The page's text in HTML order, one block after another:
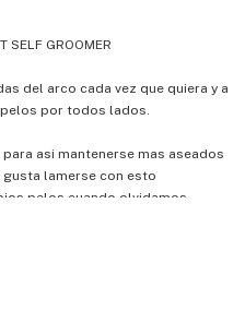
SELF GROOMER
del arco cada vez que quiera y a
pelos por todos lados.
asi mantenerse mas aseados
gusta lamerse con esto
pelos cuando olvidamos